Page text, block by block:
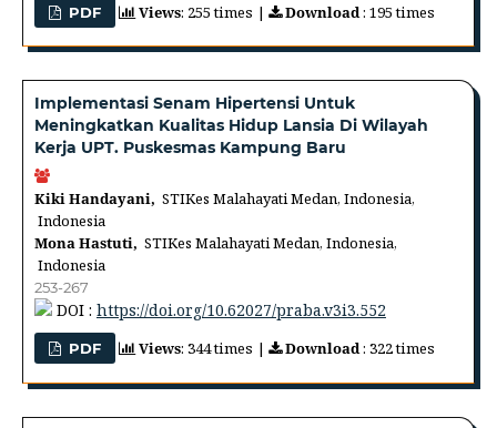
PDF Views: 255 times | Download: 195 times
Implementasi Senam Hipertensi Untuk
Meningkatkan Kualitas Hidup Lansia Di Wilayah
Kerja UPT. Puskesmas Kampung Baru
Kiki Handayani, STIKes Malahayati Medan, Indonesia,
Indonesia
Mona Hastuti, STIKes Malahayati Medan, Indonesia,
Indonesia
253-267
DOI : https://doi.org/10.62027/praba.v3i3.552
PDF Views: 344 times | Download: 322 times